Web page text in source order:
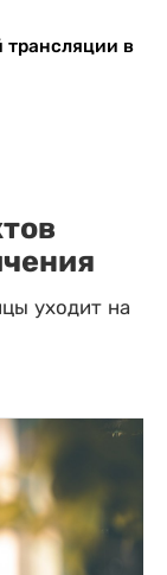
трансляции в
уходит на